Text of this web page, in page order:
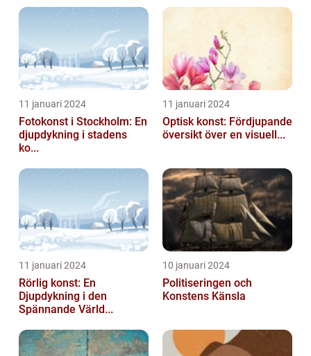
11 januari 2024
Fotokonst i Stockholm: En
djupdykning i stadens
ko...
11 januari 2024
Optisk konst: Fördjupande
översikt över en visuell...
11 januari 2024
Rörlig konst: En
Djupdykning i den
Spännande Värld...
10 januari 2024
Politiseringen och
Konstens Känsla